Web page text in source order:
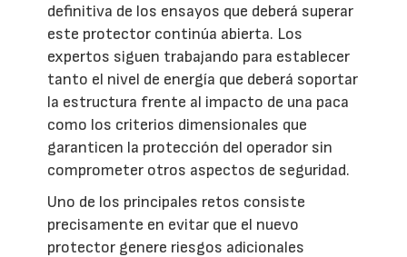
definitiva de los ensayos que deberá superar
este protector continúa abierta. Los
expertos siguen trabajando para establecer
tanto el nivel de energía que deberá soportar
la estructura frente al impacto de una paca
como los criterios dimensionales que
garanticen la protección del operador sin
comprometer otros aspectos de seguridad.
Uno de los principales retos consiste
precisamente en evitar que el nuevo
protector genere riesgos adicionales